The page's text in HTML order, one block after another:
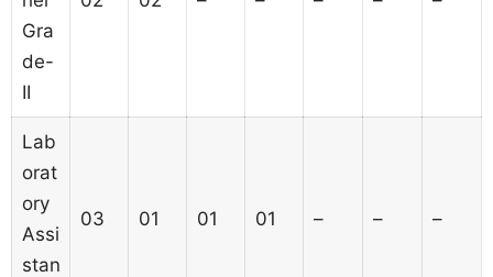
Gra
de-
II
Lab
orat
ory
Assi
stan
03 01 01 01 – – –